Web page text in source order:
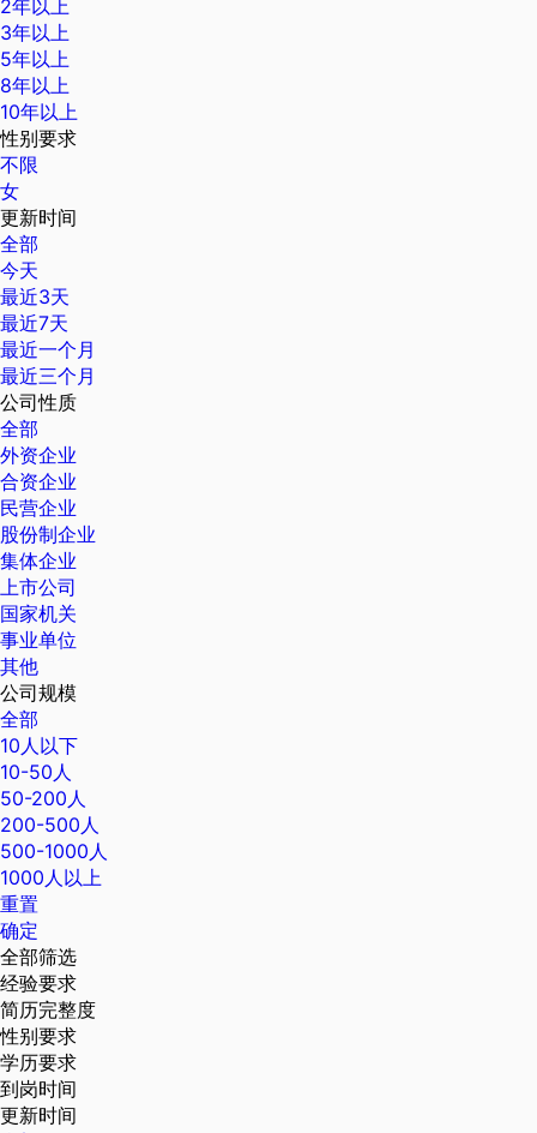
2年以上
3年以上
5年以上
8年以上
10年以上
性别要求
不限
女
更新时间
全部
今天
最近3天
最近7天
最近一个月
最近三个月
公司性质
全部
外资企业
合资企业
民营企业
股份制企业
集体企业
上市公司
国家机关
事业单位
其他
公司规模
全部
10人以下
10-50人
50-200人
200-500人
500-1000人
1000人以上
重置
确定
全部筛选
经验要求
简历完整度
性别要求
学历要求
到岗时间
更新时间